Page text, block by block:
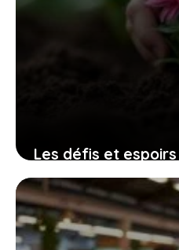
Les défis et
Villiers-le-Bel
10 juillet 2026